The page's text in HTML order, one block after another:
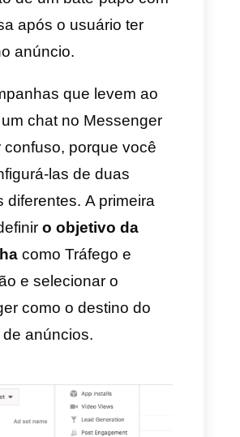
de check-out
dentro do aplicativo. As
juntamente com os
de envio e pagamento,
automaticamente
com o seu perfil do
sem qualquer esforço
três ferramentas permitem
o Messenger como
de vendasreal e não